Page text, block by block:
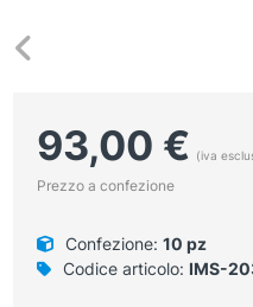
93,00 € (iva
Prezzo a confezione
Confezione: 10 pz
Codice articolo: IMS-